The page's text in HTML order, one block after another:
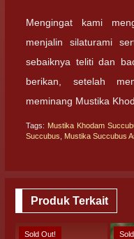
Mengingat kami
menjalin silaturami
sebaiknya teliti dan
berikan, setelah
meminang Mustika
Tags: Mustika Khodam
Succubus
Mustika Succubus
Produk Terkait
Sold Out!